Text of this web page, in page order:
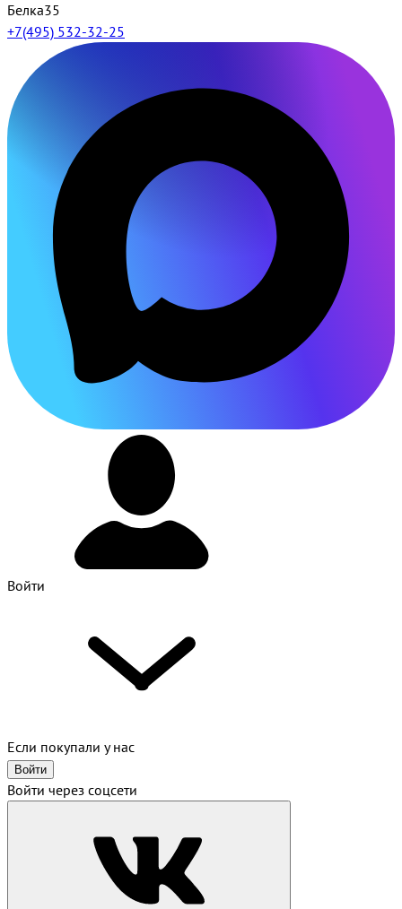
Белка35
+7(495) 532-32-25
Войти
Если покупали у нас
Войти
Войти через соцсети